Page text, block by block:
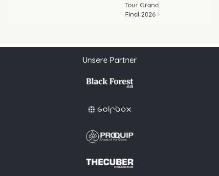
Tour Grand
Final 2026
Unsere Partner